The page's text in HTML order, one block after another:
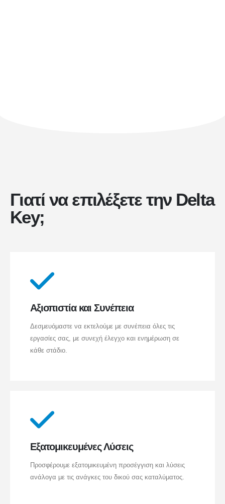
Γιατί να επιλέξετε την Delta
Key;
Αξιοπιστία και Συνέπεια
Δεσμευόμαστε να εκτελούμε με συνέπεια όλες τις
εργασίες σας, με συνεχή έλεγχο και ενημέρωση σε
κάθε στάδιο.
Εξατομικευμένες Λύσεις
Προσφέρουμε εξατομικευμένη προσέγγιση και λύσεις
ανάλογα με τις ανάγκες του δικού σας καταλύματος.